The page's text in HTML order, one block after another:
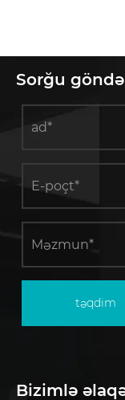
Sorğu
təqdim
Bizimlə